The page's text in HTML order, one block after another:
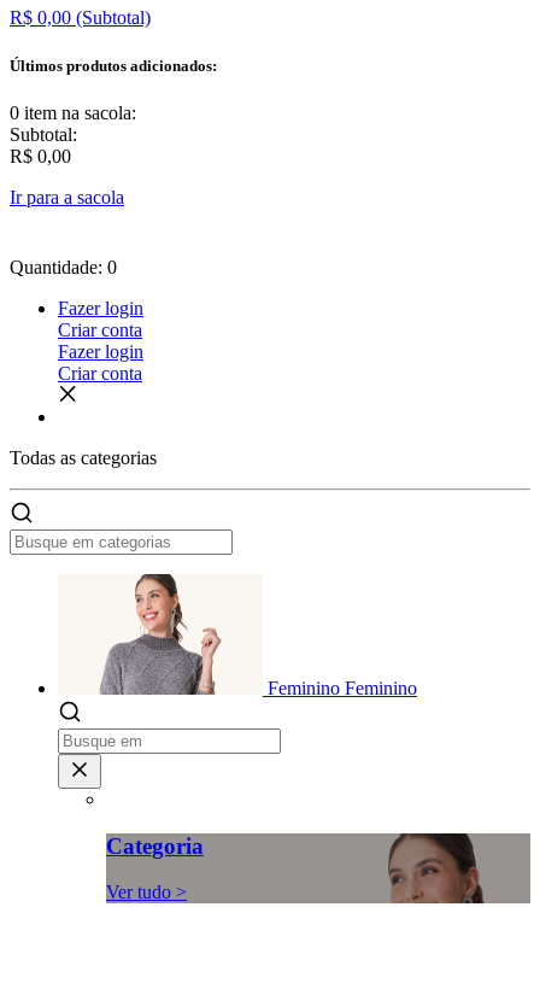
R$ 0,00 (Subtotal)
Últimos produtos adicionados:
0 item na sacola:
Subtotal:
R$ 0,00
Ir para a sacola
Quantidade: 0
Fazer login
Criar conta
Fazer login
Criar conta
Todas as categorias
Feminino Feminino
Categoria
Ver tudo >